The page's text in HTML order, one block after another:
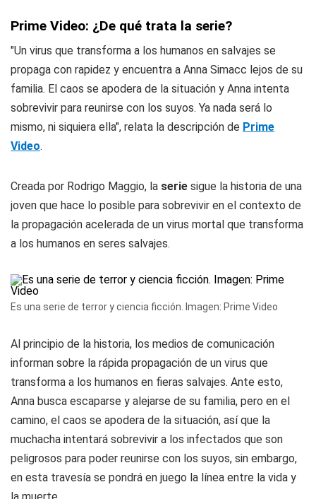
Prime Video: ¿De qué trata la serie?
"Un virus que transforma a los humanos en salvajes se
propaga con rapidez y encuentra a Anna Simacc lejos de su
familia. El caos se apodera de la situación y Anna intenta
sobrevivir para reunirse con los suyos. Ya nada será lo
mismo, ni siquiera ella", relata la descripción de Prime
Video.
Creada por Rodrigo Maggio, la serie sigue la historia de una
joven que hace lo posible para sobrevivir en el contexto de
la propagación acelerada de un virus mortal que transforma
a los humanos en seres salvajes.
Es una serie de terror y ciencia ficción. Imagen: Prime Video
Al principio de la historia, los medios de comunicación
informan sobre la rápida propagación de un virus que
transforma a los humanos en fieras salvajes. Ante esto,
Anna busca escaparse y alejarse de su familia, pero en el
camino, el caos se apodera de la situación, así que la
muchacha intentará sobrevivir a los infectados que son
peligrosos para poder reunirse con los suyos, sin embargo,
en esta travesía se pondrá en juego la línea entre la vida y